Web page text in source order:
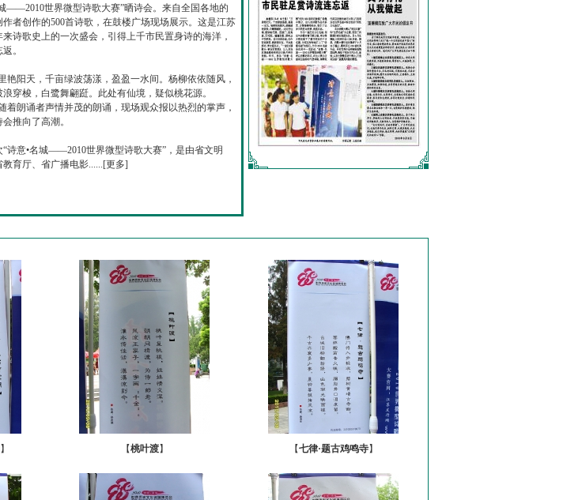
——2010世界微型诗歌大赛”晒诗会。来自全国各地的
作者创作的500首诗歌，在鼓楼广场现场展示。这是江苏
来诗歌史上的一次盛会，引得上千市民置身诗的海洋，
。
艳阳天，千亩绿波荡漾，盈盈一水间。杨柳依依随风，
浪穿梭，白鹭舞翩跹。此处有仙境，疑似桃花源。
朗诵者声情并茂的朗诵，现场观众报以热烈的掌声，
推向了高潮。
诗意•名城——2010世界微型诗歌大赛”，是由省文明
教育厅、省广播电影......[更多]
】 【桃叶渡】 【七律·题古鸡鸣寺】